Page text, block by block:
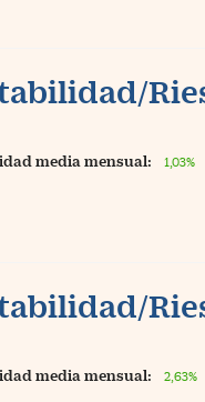
media mensual: 1,03%
media mensual: 2,63%